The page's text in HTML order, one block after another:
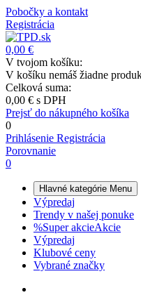
Pobočky a kontakt
Registrácia
0,00 €
V tvojom košíku:
V košíku nemáš žiadne
Celková suma:
0,00 € s DPH
Prejsť do nákupného košíka
0
Prihlásenie Registrácia
Porovnanie
0
Hlavné kategórie Menu
Výpredaj
Trendy v našej ponuke
%Super akcieAkcie
Výpredaj
Klubové ceny
Vybrané značky